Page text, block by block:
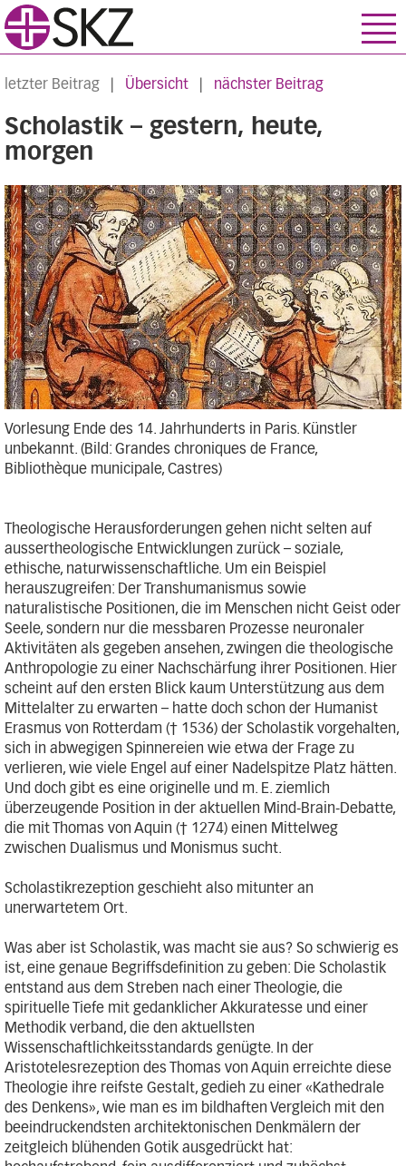
letzter Beitrag Übersicht nächster Beitrag
Scholastik – gestern, heute,
morgen
Vorlesung Ende des 14. Jahrhunderts in Paris. Künstler
unbekannt. (Bild: Grandes chroniques de France,
Bibliothèque municipale, Castres)
Theologische Herausforderungen gehen nicht selten auf
aussertheologische Entwicklungen zurück – soziale,
ethische, naturwissenschaftliche. Um ein Beispiel
herauszugreifen: Der Transhumanismus sowie
naturalistische Positionen, die im Menschen nicht Geist oder
Seele, sondern nur die messbaren Prozesse neuronaler
Aktivitäten als gegeben ansehen, zwingen die theologische
Anthropologie zu einer Nachschärfung ihrer Positionen. Hier
scheint auf den ersten Blick kaum Unterstützung aus dem
Mittelalter zu erwarten – hatte doch schon der Humanist
Erasmus von Rotterdam († 1536) der Scholastik vorgehalten,
sich in abwegigen Spinnereien wie etwa der Frage zu
verlieren, wie viele Engel auf einer Nadelspitze Platz hätten.
Und doch gibt es eine originelle und m. E. ziemlich
überzeugende Position in der aktuellen Mind-Brain-Debatte,
die mit Thomas von Aquin († 1274) einen Mittelweg
zwischen Dualismus und Monismus sucht.
Scholastikrezeption geschieht also mitunter an
unerwartetem Ort.
Was aber ist Scholastik, was macht sie aus? So schwierig es
ist, eine genaue Begriffsdefinition zu geben: Die Scholastik
entstand aus dem Streben nach einer Theologie, die
spirituelle Tiefe mit gedanklicher Akkuratesse und einer
Methodik verband, die den aktuellsten
Wissenschaftlichkeitsstandards genügte. In der
Aristotelesrezeption des Thomas von Aquin erreichte diese
Theologie ihre reifste Gestalt, gedieh zu einer «Kathedrale
des Denkens», wie man es im bildhaften Vergleich mit den
beeindruckendsten architektonischen Denkmälern der
zeitgleich blühenden Gotik ausgedrückt hat: